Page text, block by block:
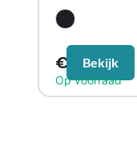
€ 319,99
Bekijk